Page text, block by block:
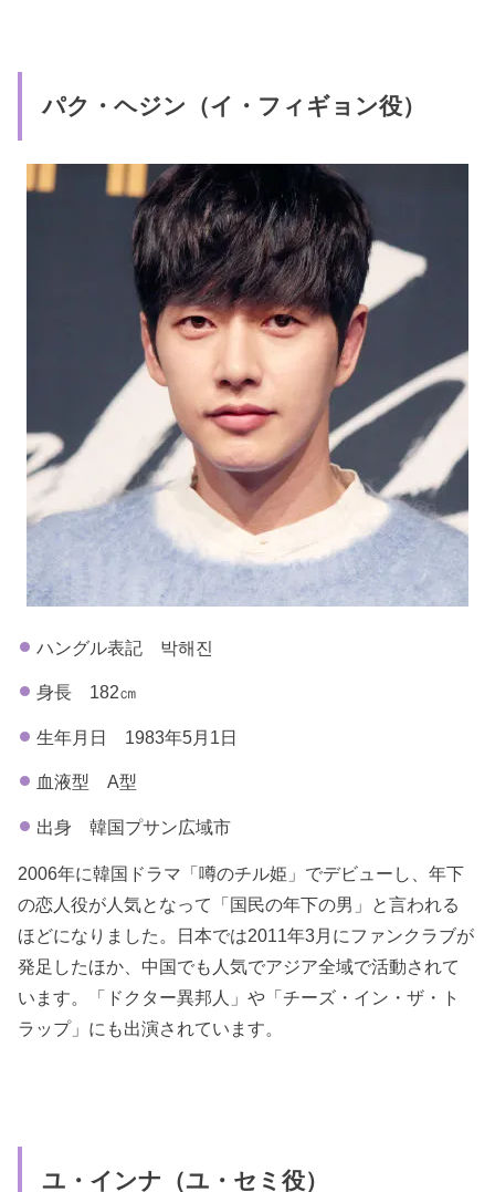
パク・ヘジン（イ・フィギョン役）
ハングル表記 박해진
身長 182㎝
生年月日 1983年5月1日
血液型 A型
出身 韓国プサン広域市
2006年に韓国ドラマ「噂のチル姫」でデビューし、年下
の恋人役が人気となって「国民の年下の男」と言われる
ほどになりました。日本では2011年3月にファンクラブが
発足したほか、中国でも人気でアジア全域で活動されて
います。「ドクター異邦人」や「チーズ・イン・ザ・ト
ラップ」にも出演されています。
ユ・インナ（ユ・セミ役）